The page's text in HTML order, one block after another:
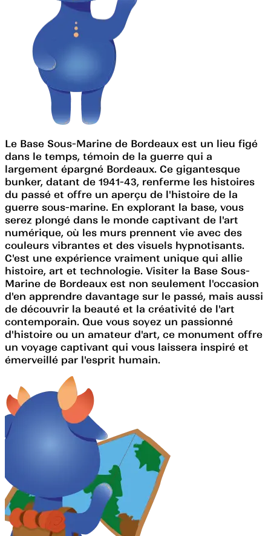
Le Base Sous-Marine de Bordeaux est un lieu figé
dans le temps, témoin de la guerre qui a
largement épargné Bordeaux. Ce gigantesque
bunker, datant de 1941-43, renferme les histoires
du passé et offre un aperçu de l'histoire de la
guerre sous-marine. En explorant la base, vous
serez plongé dans le monde captivant de l'art
numérique, où les murs prennent vie avec des
couleurs vibrantes et des visuels hypnotisants.
C'est une expérience vraiment unique qui allie
histoire, art et technologie. Visiter la Base Sous-
Marine de Bordeaux est non seulement l'occasion
d'en apprendre davantage sur le passé, mais aussi
de découvrir la beauté et la créativité de l'art
contemporain. Que vous soyez un passionné
d'histoire ou un amateur d'art, ce monument offre
un voyage captivant qui vous laissera inspiré et
émerveillé par l'esprit humain.